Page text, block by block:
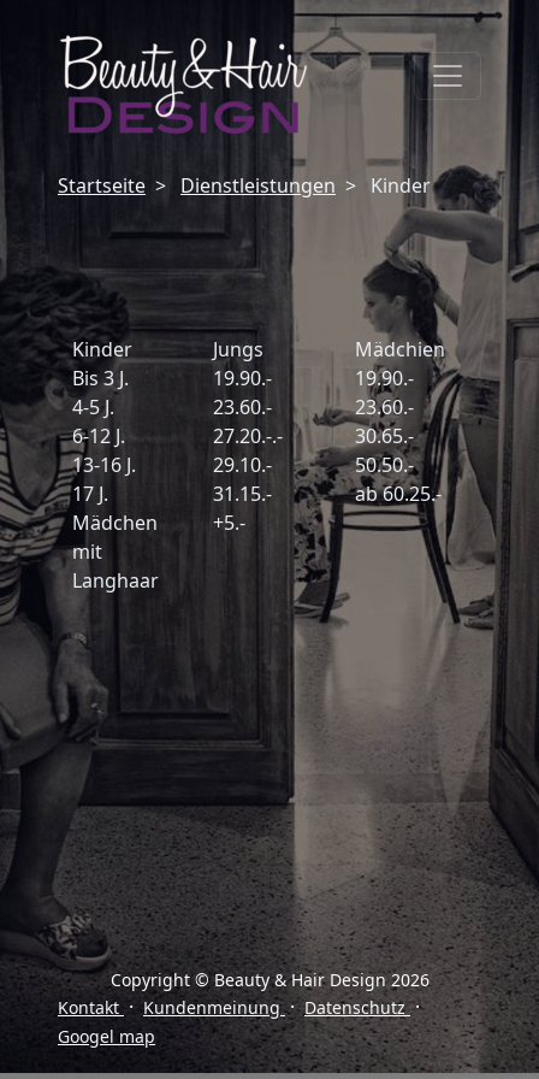
Startseite Dienstleistungen Kinder
Kinder Jungs
Mädchien
Bis 3 J.
19.90.-
19.90.-
4-5 J.
23.60.-
23.60.-
6-12 J.
27.20.-.-
30.65.-
13-16 J.
29.10.-
50.50.-
17 J.
31.15.-
ab 60.25.-
Mädchen
mit
Langhaar
+5.-
Copyright © Beauty & Hair Design 2026
Kontakt · Kundenmeinung · Datenschutz ·
Googel map